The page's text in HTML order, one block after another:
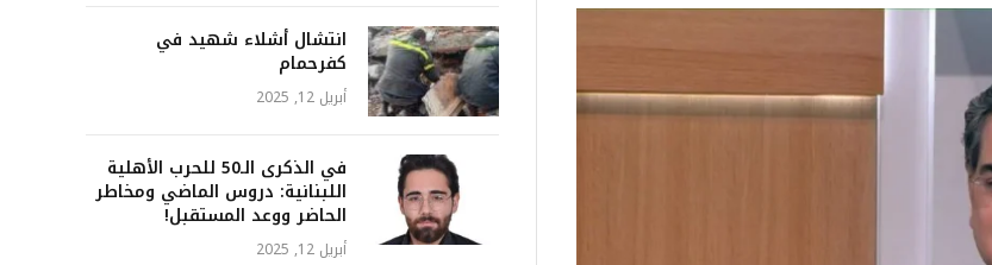
انتشال أشلاء شهيد في
كفرحمام
أبريل 12, 2025
في الذكرى الـ50 للحرب الأهلية
اللبنانية: دروس الماضي ومخاطر
الحاضر ووعد المستقبل!
أبريل 12, 2025